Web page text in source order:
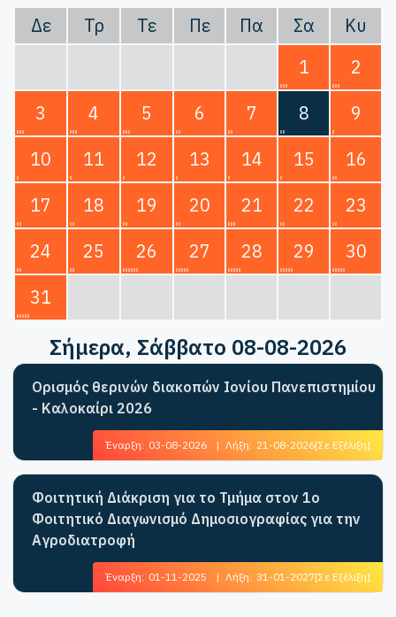
Δε Τρ Τε Πε Πα Σα
Κυ
1
2
3
4 5 6 7 8
9
10
11 12 13 14 15
16
17
18 19 20 21 22
23
24
25 26 27 28 29
30
31
Σήμερα, Σάββατο 08-08-2026
Ορισμός θερινών διακοπών Ιονίου Πανεπιστημίου
- Καλοκαίρι 2026
Έναρξη: 03-08-2026 | Λήξη: 21-08-2026[Σε Εξέλιξη]
Φοιτητική Διάκριση για το Τμήμα στον 1ο
Φοιτητικό Διαγωνισμό Δημοσιογραφίας για την
Αγροδιατροφή
Έναρξη: 01-11-2025 | Λήξη: 31-01-2027[Σε Εξέλιξη]